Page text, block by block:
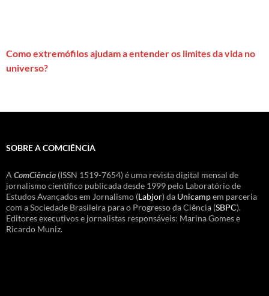
Como extremófilos ajudam a entender os limites da vida no
universo?
SOBRE A COMCIÊNCIA
A ComCiência (ISSN 1519-7654) é uma revista digital mensal de
jornalismo científico publicada desde 1999 pelo Laboratório de
Estudos Avançados em Jornalismo (Labjor) da Unicampem parceria
com a Sociedade Brasileira para o Progresso da Ciência (SBPC).
Editores executivos e jornalistas responsáveis: Marina Gomes e
Ricardo Muniz.